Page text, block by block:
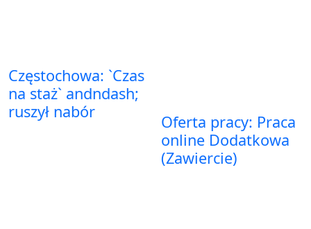
Częstochowa: `Czas
na staż` andndash;
ruszył nabór
Oferta pracy: Praca
online Dodatkowa
(Zawiercie)